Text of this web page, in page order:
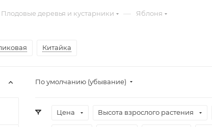
Плодовые деревья и кустарники — Яблоня
Китайка
По умолчанию (убывание)
Цена Высота взрослого растения